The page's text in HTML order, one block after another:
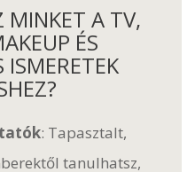
MINKET A TV,
ÉS
ISMERETEK
: Tapasztalt,
tanulhatsz,